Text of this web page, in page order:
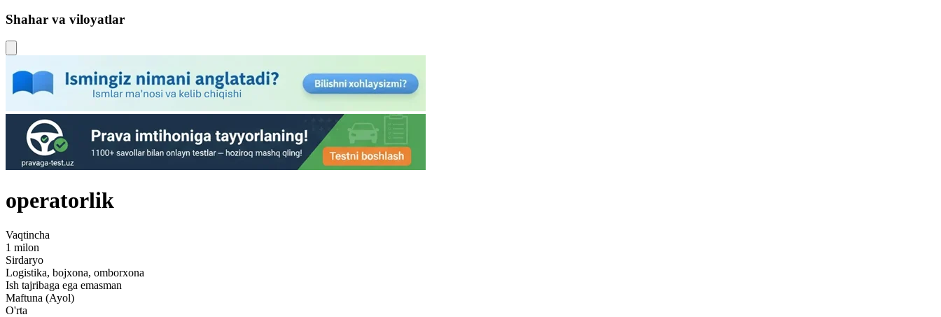
Shahar va viloyatlar
operatorlik
Vaqtincha
1 milon
Sirdaryo
Logistika, bojxona, omborxona
Ish tajribaga ega emasman
Maftuna (Ayol)
O'rta